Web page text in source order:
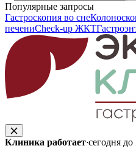
Популярные запросы
Гастроскопия во сне
печениCheck-up ЖКТ
Клиника работает·сегодня до